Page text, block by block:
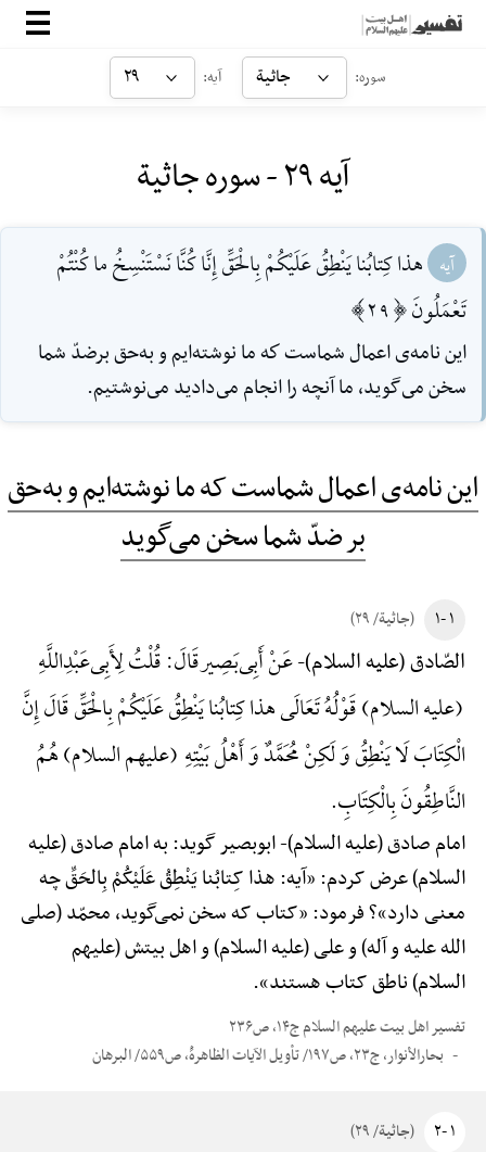
صفحه‌اصلی
ارتباط با ما
سوره: جاثیة آیه: ۲۹
آیه ۲۹ - سوره جاثیة
آیه هذا كِتابُنا يَنْطِقُ عَلَيْكُمْ بِالْحَقِّ إِنَّا كُنَّا نَسْتَنْسِخُ ما كُنْتُمْ
تَعْمَلُونَ [29]
اين نامه‌ی اعمال شماست كه ما نوشته‌ايم و به‌حق برضدّ شما
سخن مى‌گويد، ما آنچه را انجام مى‌داديد مى‌نوشتيم.
این نامه‌ی اعمال شماست که ما نوشته‌ایم و به‌حق
بر ضدّ شما سخن می‌گوید
۱ -۱ (جاثیة/ ۲۹)
الصّادق (علیه السلام)-عَنْ أَبِی‌بَصِیرقَالَ: قُلْتُ لِأَبِی‌عَبْدِ‌اللَّهِ
(علیه السلام) قَوْلُهُ تَعَالَی هذا کِتابُنا یَنْطِقُ عَلَیْکُمْ بِالْحَقِّ قَالَ إِنَّ
الْکِتَابَ لَا یَنْطِقُ وَ لَکِنْ مُحَمَّدٌ وَ أَهْلُ بَیْتِهِ (علیهم السلام) هُمُ
النَّاطِقُونَ بِالْکِتَابِ.
امام صادق (علیه السلام)-ابوبصیر گوید: به امام صادق (علیه
السلام) عرض کردم: «آیه: هذا کِتابُنا یَنْطِقُ عَلَیْکُمْ بِالحَقِّ چه
معنی دارد»؟ فرمود: «کتاب که سخن نمی‌گوید، محمّد (صلی
الله علیه و آله) و علی (علیه السلام) و اهل بیتش (علیهم
السلام) ناطق کتاب هستند».
تفسیر اهل بیت علیهم السلام ج۱۴، ص۲۳۶
بحارالأنوار، ج۲۳، ص۱۹۷/ تأویل الآیات الظاهرهًْ، ص۵۵۹/ البرهان
۱ -۲ (جاثیة/ ۲۹)